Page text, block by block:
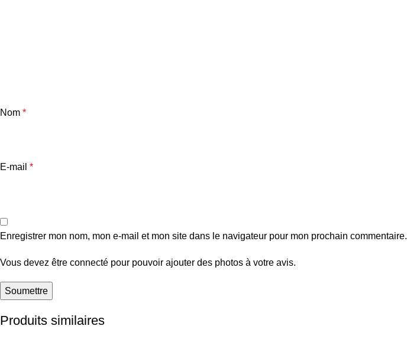
Nom *
E-mail *
Enregistrer mon nom, mon e-mail et mon site dans le navigateur pour mon prochain commentaire.
Vous devez être connecté pour pouvoir ajouter des photos à votre avis.
Produits similaires